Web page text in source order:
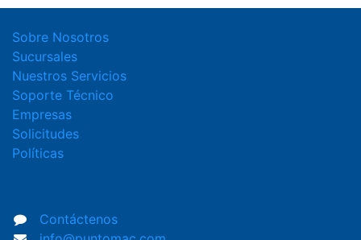
Sobre Nosotros
Sucursales
Nuestros Servicios
Soporte Técnico
Empresas
Solicitudes
Políticas
Contáctenos